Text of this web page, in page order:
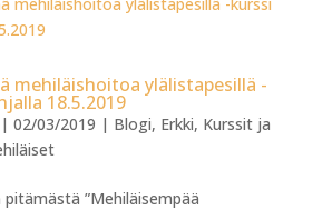
mehiläishoitoa ylälistapesillä -
18.5.2019
| 02/03/2019 | Blogi, Erkki, Kurssit ja
pitämästä ”Mehiläisempää